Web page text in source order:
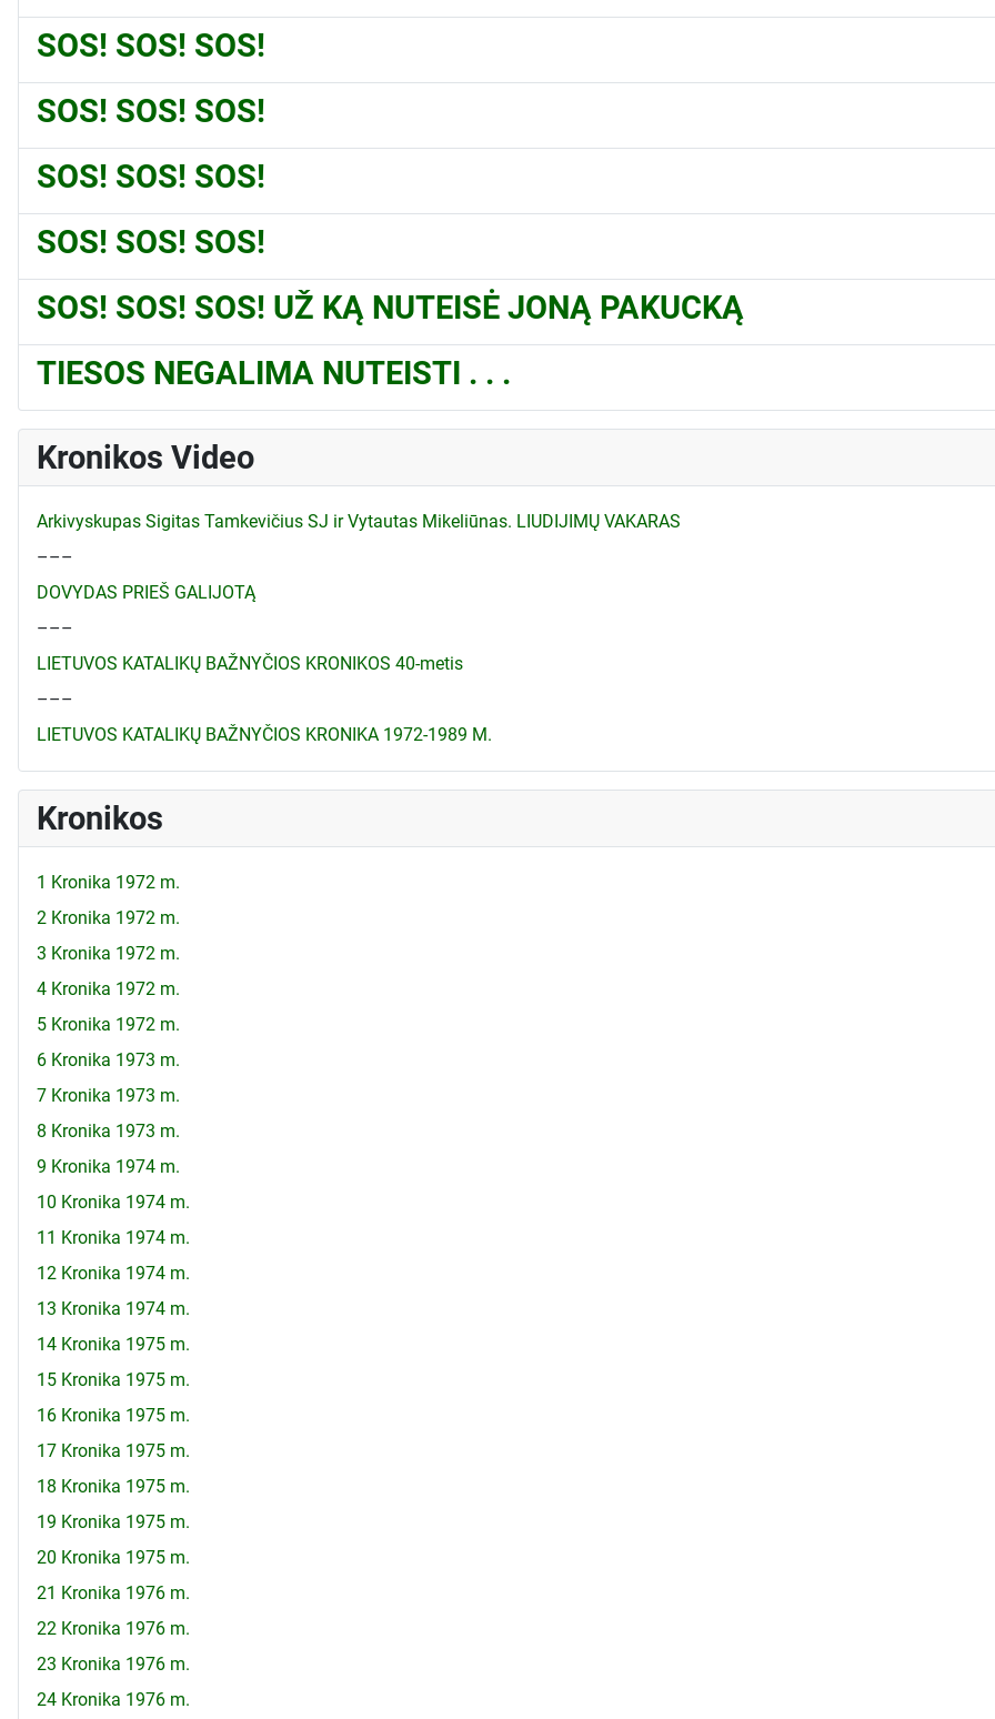
SOS! SOS! SOS!
SOS! SOS! SOS!
SOS! SOS! SOS!
SOS! SOS! SOS!
SOS! SOS! SOS! UŽ KĄ NUTEISĖ JONĄ PAKUCKĄ
TIESOS NEGALIMA NUTEISTI . . .
Kronikos Video
Arkivyskupas Sigitas Tamkevičius SJ ir Vytautas Mikeliūnas. LIUDIJIMŲ VAKARAS
–––
DOVYDAS PRIEŠ GALIJOTĄ
–––
LIETUVOS KATALIKŲ BAŽNYČIOS KRONIKOS 40-metis
–––
LIETUVOS KATALIKŲ BAŽNYČIOS KRONIKA 1972-1989 M.
Kronikos
1 Kronika 1972 m.
2 Kronika 1972 m.
3 Kronika 1972 m.
4 Kronika 1972 m.
5 Kronika 1972 m.
6 Kronika 1973 m.
7 Kronika 1973 m.
8 Kronika 1973 m.
9 Kronika 1974 m.
10 Kronika 1974 m.
11 Kronika 1974 m.
12 Kronika 1974 m.
13 Kronika 1974 m.
14 Kronika 1975 m.
15 Kronika 1975 m.
16 Kronika 1975 m.
17 Kronika 1975 m.
18 Kronika 1975 m.
19 Kronika 1975 m.
20 Kronika 1975 m.
21 Kronika 1976 m.
22 Kronika 1976 m.
23 Kronika 1976 m.
24 Kronika 1976 m.